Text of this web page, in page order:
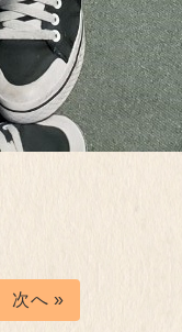
次へ »